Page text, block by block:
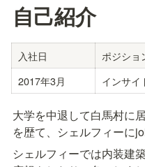
自己紹介
入社日
ポジショ
2017年3月
インサイ
大学を中退して白馬村に
を歴て、シェルフィーに
シェルフィーでは内装建